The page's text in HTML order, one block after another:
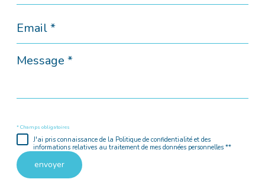
*
Message
* Champs obligatoires
J'ai pris connaissance de la Politique de confidentialité et des
informations relatives au traitement de mes données personnelles **
envoyer